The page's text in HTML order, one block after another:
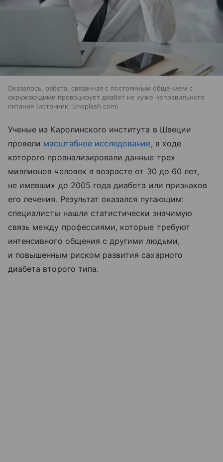
Оказалось, работа, связанная с постоянным общением с
окружающими провоцирует диабет не хуже неправильного
питания
источник: Unsplash.com
Ученые из Каролинского института в Швеции
провели масштабное исследование, в ходе
которого проанализировали данные трех
миллионов человек в возрасте от 30 до 60 лет,
не имевших до 2005 года диабета или признаков
его лечения. Результат оказался пугающим:
специалисты нашли статистически значимую
связь между профессиями, которые требуют
интенсивного общения с другими людьми,
и повышенным риском развития сахарного
диабета второго типа.